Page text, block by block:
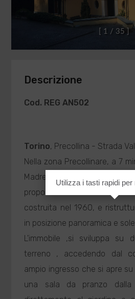
1 / 35
Descrizione
Cod. REG AN502
Torino, Precollina - Strada
Nella zona Precollinare, a 7
Madre, all'interno di un
proponiamo in
costruita nel 1960, e
in posizione panoramica e
L'immobile ,si sviluppa su
terreno , accedendo dal
ampio ingresso che si apre
una sala da pranzo
Utilizza i tasti rapidi per